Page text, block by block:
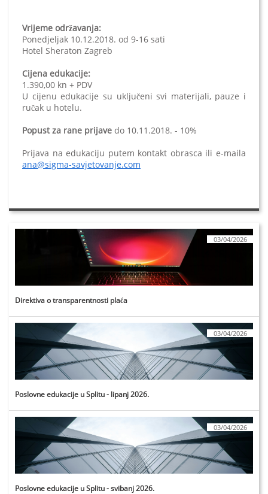
Vrijeme održavanja:
Ponedjeljak 10.12.2018. od 9-16 sati
Hotel Sheraton Zagreb
Cijena edukacije:
1.390,00 kn + PDV
U cijenu edukacije su uključeni svi materijali, pauze i
ručak u hotelu.
Popust za rane prijave do 10.11.2018. - 10%
Prijava na edukaciju putem kontakt obrasca ili e-maila
ana@sigma-savjetovanje.com
Direktiva o transparentnosti plaća
03/04/2026
Poslovne edukacije u Splitu - lipanj 2026.
03/04/2026
Poslovne edukacije u Splitu - svibanj 2026.
03/04/2026